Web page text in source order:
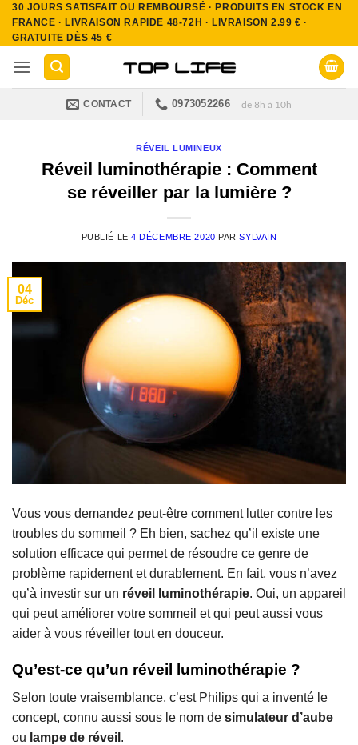
Passer
au
contenu
30 JOURS SATISFAIT OU REMBOURSÉ · PRODUITS EN STOCK EN
FRANCE · LIVRAISON RAPIDE 48-72H · LIVRAISON 2.99 € ·
GRATUITE DÈS 45 €
CONTACT 0973052266 de 8h à 10h
RÉVEIL LUMINEUX
Réveil luminothérapie : Comment
se réveiller par la lumière ?
PUBLIÉ LE4 DÉCEMBRE 2020 PARSYLVAIN
04
Déc
Vous vous demandez peut-être comment lutter contre les
troubles du sommeil ? Eh bien, sachez qu’il existe une
solution efficace qui permet de résoudre ce genre de
problème rapidement et durablement. En fait, vous n’avez
qu’à investir sur un réveil luminothérapie. Oui, un appareil
qui peut améliorer votre sommeil et qui peut aussi vous
aider à vous réveiller tout en douceur.
Qu’est-ce qu’un réveil luminothérapie ?
Selon toute vraisemblance, c’est Philips qui a inventé le
concept, connu aussi sous le nom de simulateur d’aube
ou lampe de réveil .